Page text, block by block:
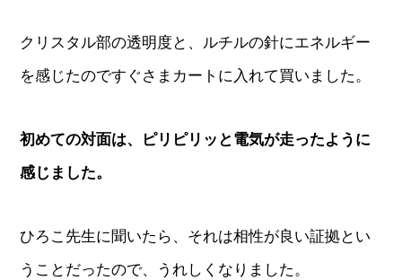
クリスタル部の透明度と、ルチルの針にエネルギー
を感じたのですぐさまカートに入れて買いました。
初めての対面は、ピリピリッと電気が走ったように
感じました。
ひろこ先生に聞いたら、それは相性が良い証拠とい
うことだったので、うれしくなりました。